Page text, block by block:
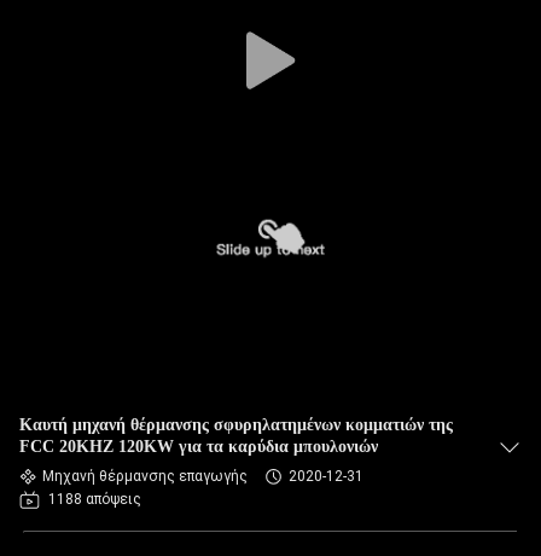
Καυτή μηχανή θέρμανσης σφυρηλατημένων κομματιών της
FCC 20KHZ 120KW για τα καρύδια μπουλονιών
Μηχανή θέρμανσης επαγωγής
2020-12-31
1188 απόψεις